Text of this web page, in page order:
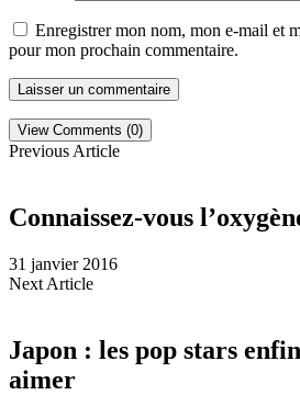
Enregistrer mon nom, mon e-mail et
pour mon prochain commentaire.
View Comments (0)
Previous Article
Connaissez-vous
31 janvier 2016
Next Article
Japon : les pop stars
aimer